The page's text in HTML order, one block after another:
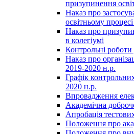
призупинення
Наказ про
освітньому
Наказ про
в колегіумі
Контрольні роботи
Наказ про
2019-2020 н.р.
Графік
2020 н.р.
Впровадження
Академічна
Апробація
Положення про